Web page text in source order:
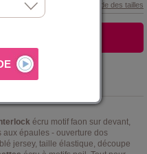
Guide des tailles
LISTE D'ENVIES
écru motif faon sur devant,
épaules - ouverture dos
jersey, taille élastique, découpe